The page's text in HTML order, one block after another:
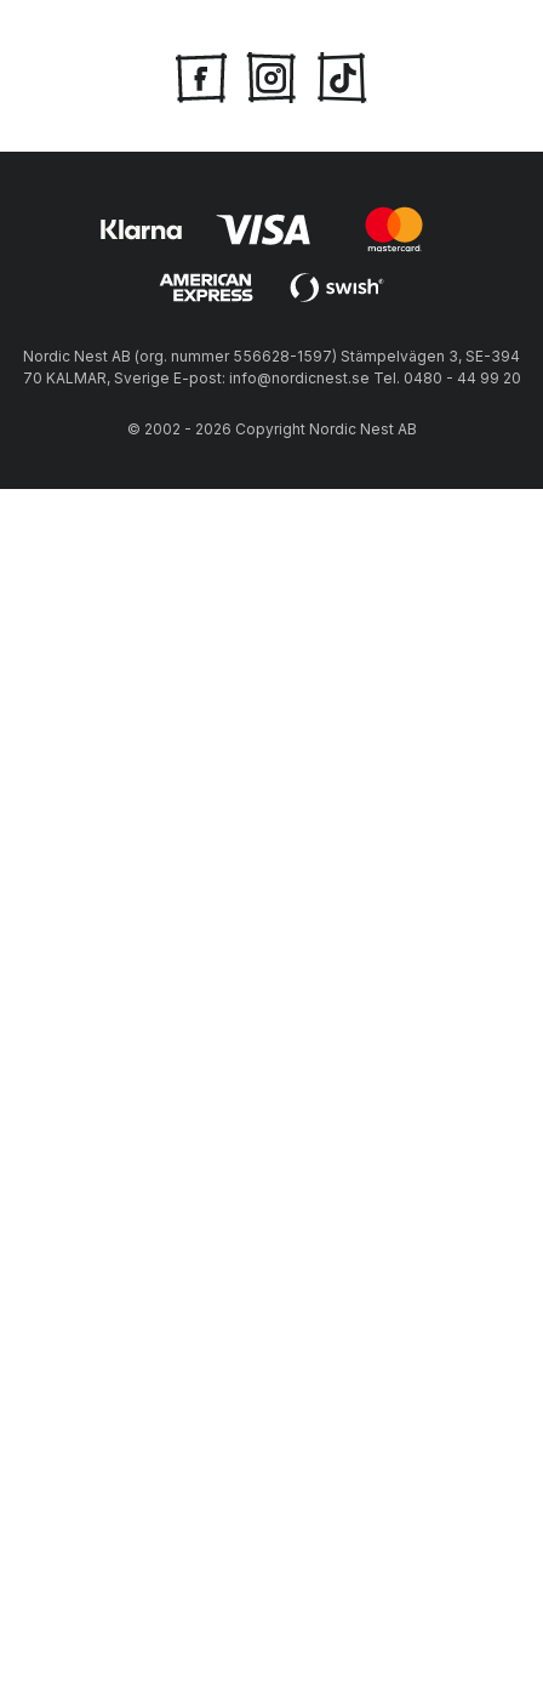
Nordic Nest AB (org. nummer 556628-1597) Stämpelvägen 3, SE-394
70 KALMAR, Sverige E-post: info@nordicnest.se Tel. 0480 - 44 99 20
© 2002 - 2026 Copyright Nordic Nest AB